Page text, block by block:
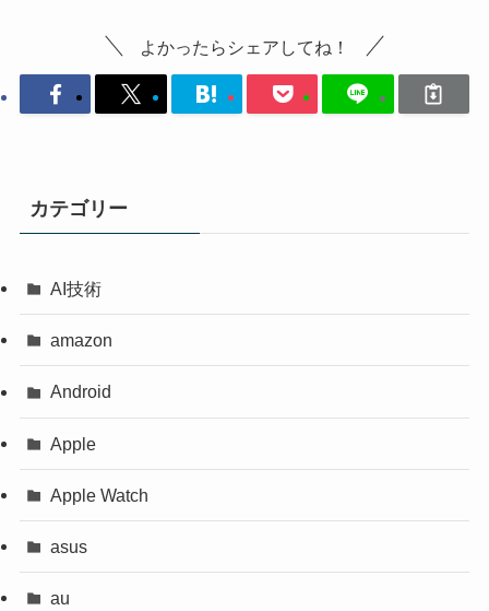
よかったらシェアしてね！
カテゴリー
AI技術
amazon
Android
Apple
Apple Watch
asus
au